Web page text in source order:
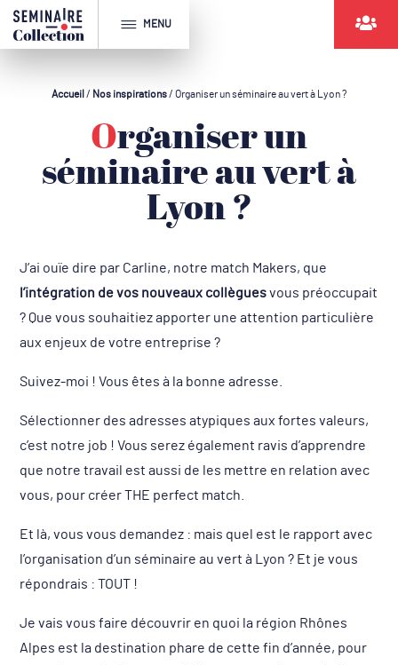
MENU
Accueil / Nos inspirations/ Organiser un séminaire au vert à Lyon ?
Organiser un
séminaire au vert à
Lyon ?
J’ai ouïe dire par Carline, notre match Makers, que
l’intégration de vos nouveaux collèguesvous préoccupait
? Que vous souhaitiez apporter une attention particulière
aux enjeux de votre entreprise ?
Suivez-moi ! Vous êtes à la bonne adresse.
Sélectionner des adresses atypiques aux fortes valeurs,
c’est notre job ! Vous serez également ravis d’apprendre
que notre travail est aussi de les mettre en relation avec
vous, pour créer THE perfect match.
Et là, vous vous demandez : mais quel est le rapport avec
l’organisation d’un séminaire au vert à Lyon ? Et je vous
répondrais : TOUT !
Je vais vous faire découvrir en quoi la région Rhônes
Alpes est la destination phare de cette fin d’année, pour